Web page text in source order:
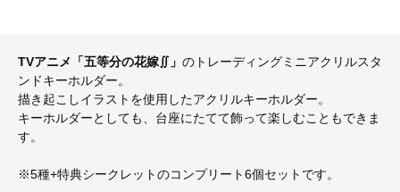
TVアニメ「五等分の花嫁∬」 のトレーディングミニアクリルスタ
ンドキーホルダー。
描き起こしイラストを使用したアクリルキーホルダー。
キーホルダーとしても、台座にたてて飾って楽しむこともできま
す。
※5種+特典シークレットのコンプリート6個セットです。